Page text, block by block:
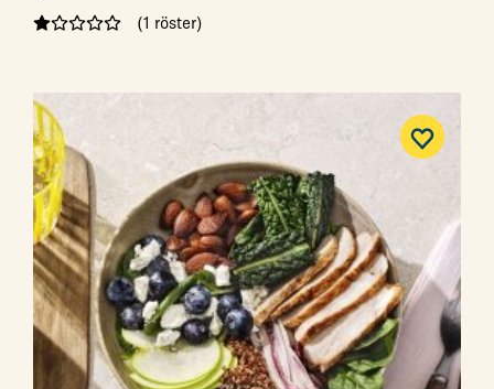
(1 röster)